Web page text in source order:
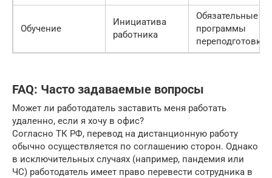
Обучение
Инициатива
работника
Обязательные
программы
переподготовки
FAQ: Часто задаваемые вопросы
Может ли работодатель заставить меня работать
удаленно, если я хочу в офис?
Согласно ТК РФ, перевод на дистанционную работу
обычно осуществляется по соглашению сторон. Однако
в исключительных случаях (например, пандемия или
ЧС) работодатель имеет право перевести сотрудника в